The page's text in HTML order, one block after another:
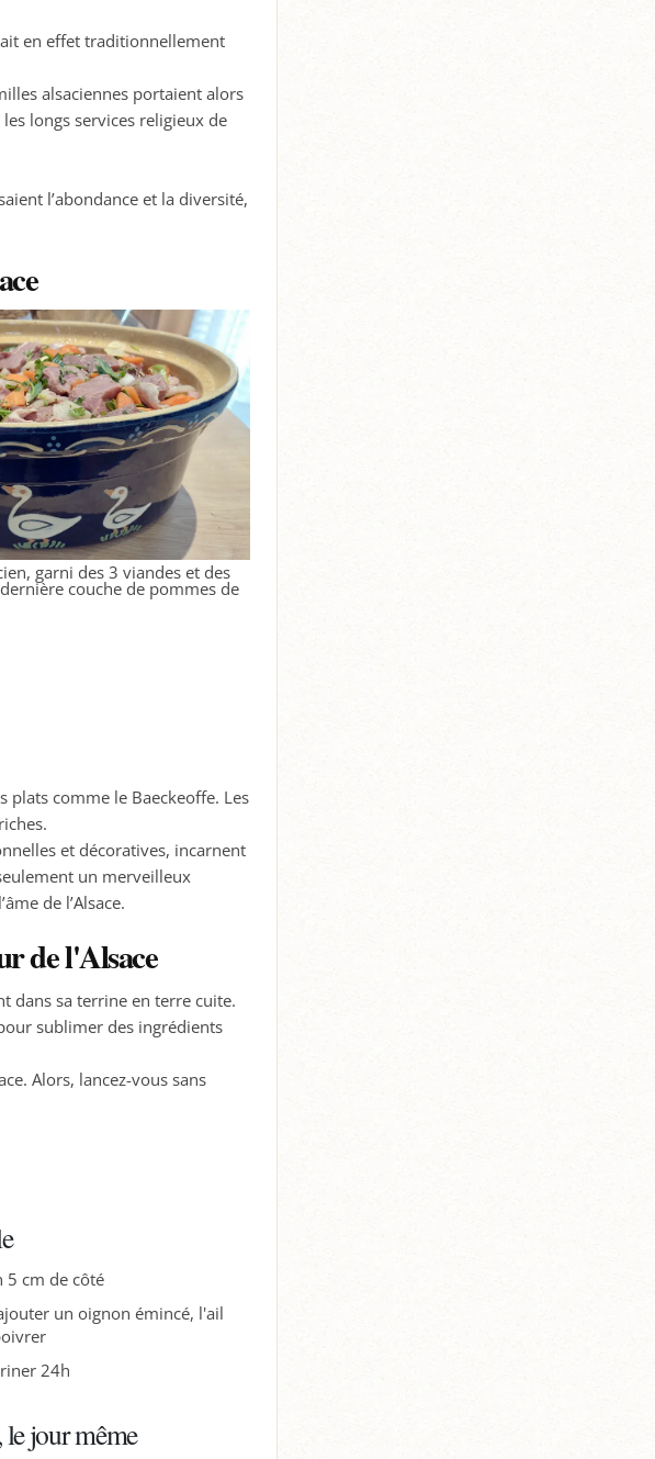
en effet traditionnellement
alsaciennes portaient alors
longs services religieux de
l’abondance et la diversité,
garni des 3 viandes et des
couche de pommes de
comme le Baeckeoffe. Les
et décoratives, incarnent
un merveilleux
de l’Alsace.
de l'Alsace
dans sa terrine en terre cuite.
sublimer des ingrédients
Alors, lancez-vous sans
5 cm de côté
un oignon émincé, l'ail
24h
le jour même